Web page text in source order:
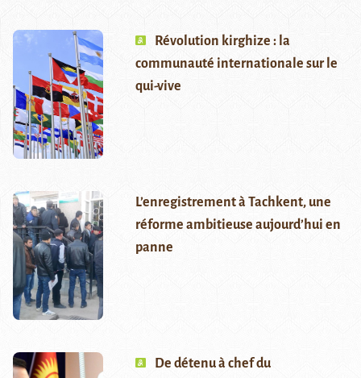
Révolution kirghize : la
communauté internationale sur le
qui-vive
L’enregistrement à Tachkent, une
réforme ambitieuse aujourd’hui en
panne
De détenu à chef du